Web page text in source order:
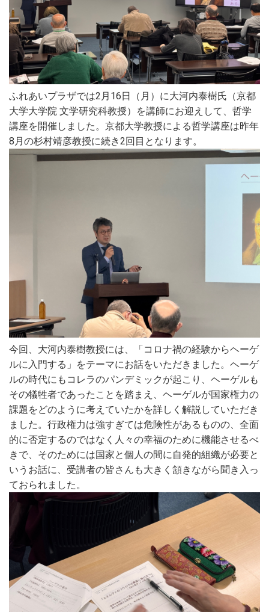
ふれあいプラザでは2月16日（月）に大河内泰樹氏（京都
大学大学院 文学研究科教授）を講師にお迎えして、哲学
講座を開催しました。京都大学教授による哲学講座は昨年
8月の杉村靖彦教授に続き2回目となります。
今回、大河内泰樹教授には、「コロナ禍の経験からヘーゲ
ルに入門する」をテーマにお話をいただきました。ヘーゲ
ルの時代にもコレラのパンデミックが起こり、ヘーゲルも
その犠牲者であったことを踏まえ、ヘーゲルが国家権力の
課題をどのように考えていたかを詳しく解説していただき
ました。行政権力は強すぎては危険性があるものの、全面
的に否定するのではなく人々の幸福のために機能させるべ
きで、そのためには国家と個人の間に自発的組織が必要と
いうお話に、受講者の皆さんも大きく頷きながら聞き入っ
ておられました。